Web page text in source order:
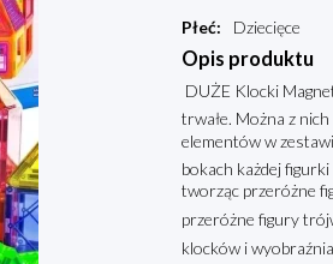
Płeć: Dziecięce
Opis produktu
DUŻE Klocki
trwałe. Można z
elementów w
bokach każdej
tworząc przeróżne
przeróżne figury
klocków i